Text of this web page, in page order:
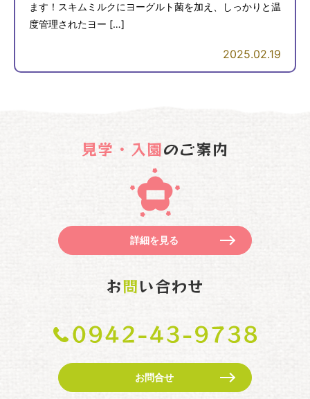
ます！スキムミルクにヨーグルト菌を加え、しっかりと温
度管理されたヨー […]
2025.02.19
見学・入園のご案内
詳細を見る
お問い合わせ
お問合せ